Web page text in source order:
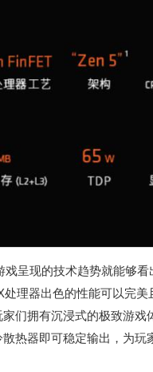
戏呈现的技术趋势就能够
处理器出色的性能可以完
们拥有沉浸式的极致游
热器即可稳定输出，为玩